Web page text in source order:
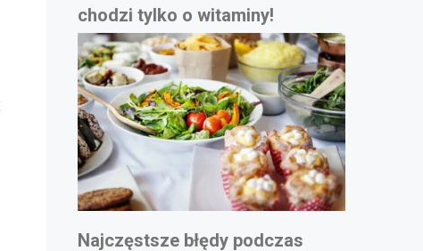
chodzi tylko o witaminy!
Najczęstsze błędy podczas